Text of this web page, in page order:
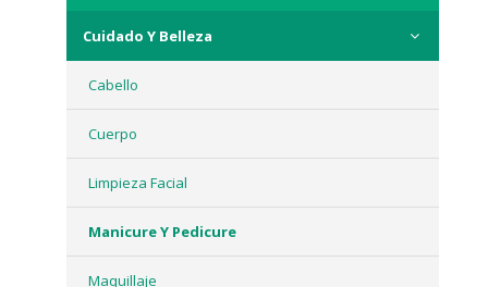
Cuidado Y Belleza
Cabello
Cuerpo
Limpieza Facial
Manicure Y Pedicure
Maquillaje